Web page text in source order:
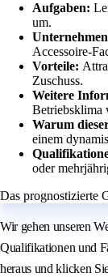
Aufgaben:
um.
Accessoire-
Vorteile:
Zuschuss.
Weitere
Betriebsklima
Warum
einem
oder
Das prognostizierte
Wir gehen unseren
Qualifikationen und
heraus und klicken